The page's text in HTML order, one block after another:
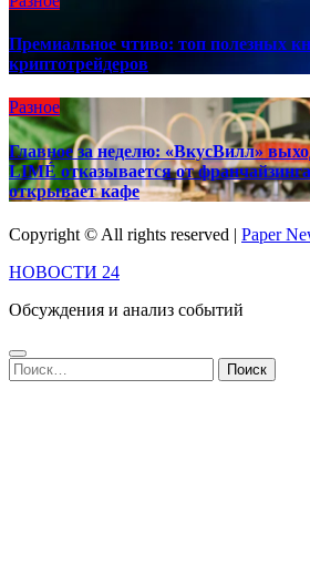
Премиальное чтиво: топ полезных
криптотрейдеров
Разное
Главное за неделю: «ВкусВилл»
LIMÉ отказывается от
открывает кафе
Copyright © All rights reserved | Paper
НОВОСТИ 24
Обсуждения и анализ событий
Найти: